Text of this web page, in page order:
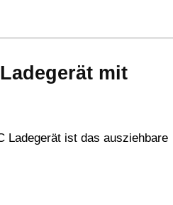
mit
Ladegerät ist das ausziehbare